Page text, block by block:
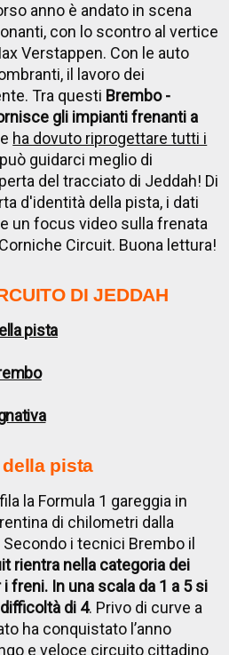
anno è andato in scena
con lo scontro al vertice
Verstappen. Con le auto
il lavoro dei
Tra questi Brembo -
gli impianti frenanti a
ha dovuto riprogettare tutti i
guidarci meglio di
del tracciato di Jeddah! Di
d'identità della pista, i dati
un focus video sulla frenata
Circuit. Buona lettura!
DI JEDDAH
pista
pista
la Formula 1 gareggia in
di chilometri dalla
i tecnici Brembo il
rientra nella categoria dei
freni. In una scala da 1 a 5 si
di 4. Privo di curve a
ha conquistato l’anno
e veloce circuito cittadino